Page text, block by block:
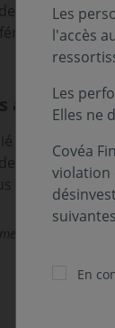
parts une
DJ
associés
à la gestion
change. Les
invitons à
Les
l'accès
Les
Elles ne
Covéa
violation
En